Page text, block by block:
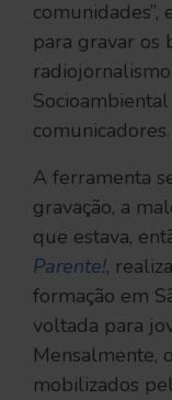
para gravar os
comunicadores.
A ferramenta
gravação, a
que estava,
Parente!,
formação em
voltada para
Mensalmente,
mobilizados